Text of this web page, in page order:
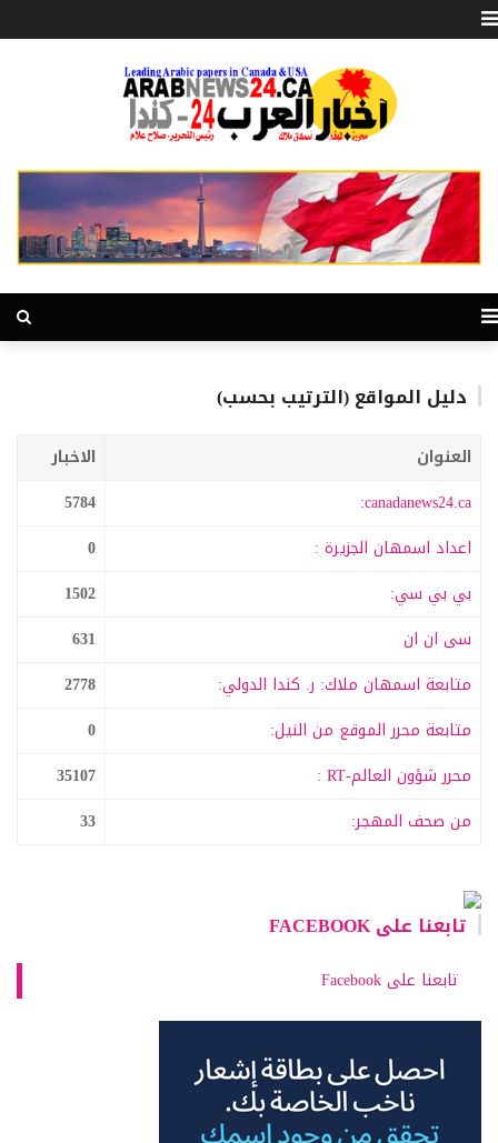
دليل المواقع (الترتيب بحسب)
العنوان
الاخبار
canadanews24.ca:
5784
اعداد اسمهان الجزيرة :
0
بي بي سي:
1502
سى ان ان
631
متابعة اسمهان ملاك: ر. كندا الدولي:
2778
متابعة محرر الموقع من النيل:
0
محرر شؤون العالم-RT :
35107
من صحف المهجر:
33
تابعنا على FACEBOOK
تابعنا على Facebook